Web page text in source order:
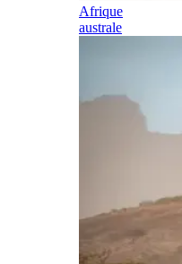
Afrique
australe